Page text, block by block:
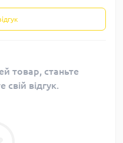
товар, станьте
відгук.